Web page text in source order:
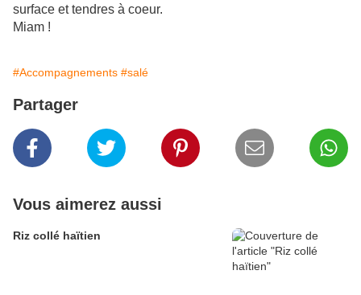
surface et tendres à coeur.
Miam !
#Accompagnements #salé
Partager
Vous aimerez aussi
Riz collé haïtien